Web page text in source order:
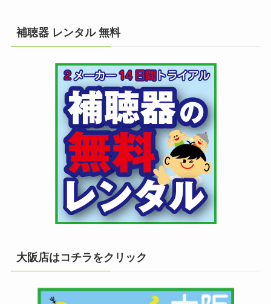
補聴器 レンタル 無料
大阪店はコチラをクリック